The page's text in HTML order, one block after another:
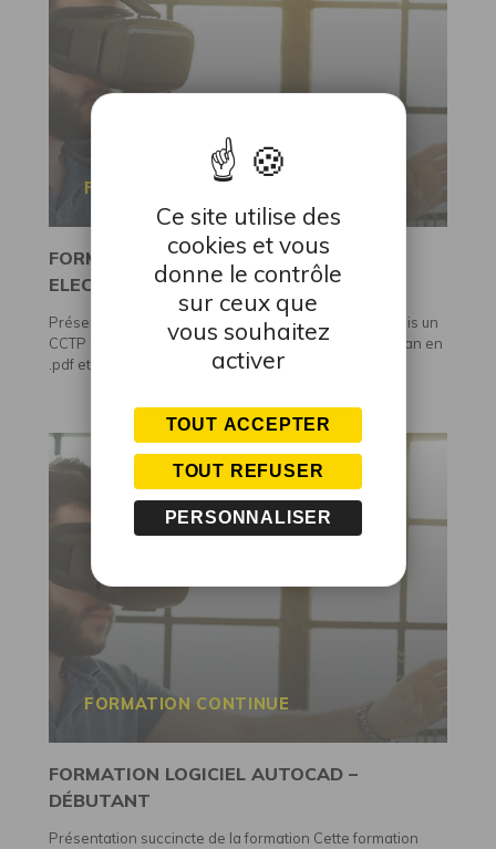
Ce site utilise des
cookies et vous
donne le contrôle
sur ceux que
vous souhaitez
activer
TOUT ACCEPTER
TOUT REFUSER
PERSONNALISER
FORMATION CONTINUE
FORMATION LOGICIEL AUTOCAD –
ELECTRICITÉ
Présentation succincte de la formation Réaliser depuis un
CCTP un plan d’Exécution ElectriqueConversion du plan en
.pdf et impression en...
FORMATION CONTINUE
FORMATION LOGICIEL AUTOCAD –
DÉBUTANT
Présentation succincte de la formation Cette formation